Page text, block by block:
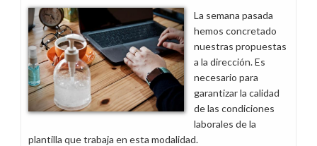
en
Endesa
La semana pasada
hemos concretado
nuestras propuestas
a la dirección. Es
necesario para
garantizar la calidad
de las condiciones
laborales de la
plantilla que trabaja en esta modalidad.